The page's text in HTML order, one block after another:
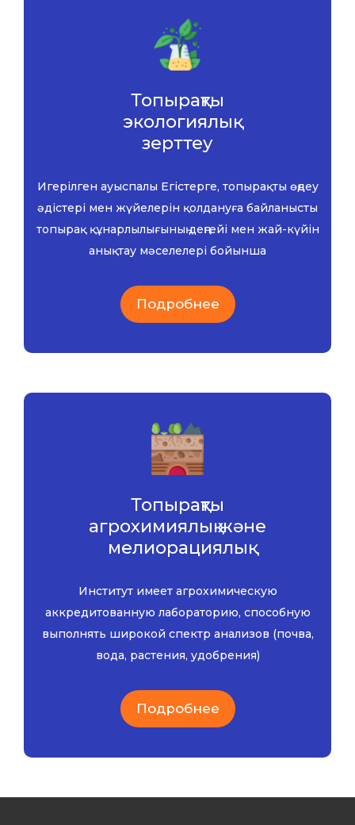
Топырақты
экологиялық
зерттеу
Игерілген ауыспалы Егістерге, топырақты өңдеу
әдістері мен жүйелерін қолдануға байланысты
топырақ құнарлылығының деңгейі мен жай-күйін
анықтау мәселелері бойынша
Подробнее
Топырақты
агрохимиялық және
мелиорациялық
Институт имеет агрохимическую
аккредитованную лабораторию, способную
выполнять широкой спектр анализов (почва,
вода, растения, удобрения)
Подробнее